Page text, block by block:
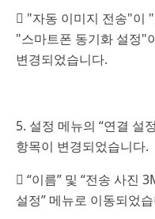
 "자동 이미지 전송"이
"스마트폰 동기화 설정"
변경되었습니다.
5. 설정 메뉴의 “연결 설
항목이 변경되었습니다.
 “이름” 및 “전송 사진
설정” 메뉴로 이동되었